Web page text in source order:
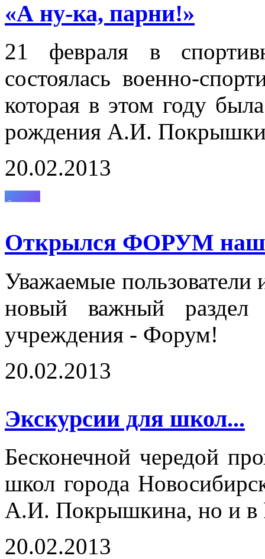
«А ну-ка, парни!»
21 февраля в
состоялась военно-
которая в этом году
рождения А.И.
20.02.2013
Открылся ФОРУМ
Уважаемые пользователи
новый важный раздел
учреждения - Форум!
20.02.2013
Экскурсии для школ...
Бесконечной чередой
школ города
А.И. Покрышкина, но и в
20.02.2013